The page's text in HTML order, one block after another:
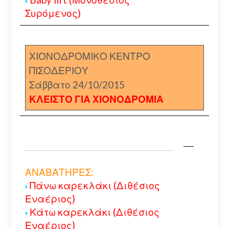
Συρόμενος)
ΧΙΟΝΟΔΡΟΜΙΚΟ ΚΕΝΤΡΟ
ΠΙΣΟΔΕΡΙΟΥ
Σάββατο 24/10/2015
ΚΛΕΙΣΤΟ ΓΙΑ ΧΙΟΝΟΔΡΟΜΙΑ
ΑΝΑΒΑΤΗΡΕΣ:
Πάνω καρεκλάκι (Διθέσιος
Εναέριος)
Κάτω καρεκλάκι (Διθέσιος
Εναέριος)